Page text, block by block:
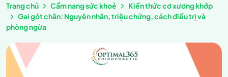
Trang chủ Cẩm nang sức khoẻ
Kiến thức cơ xương khớp
Gai gót chân: Nguyên nhân, triệu chứng, cách điều trị và
phòng ngừa